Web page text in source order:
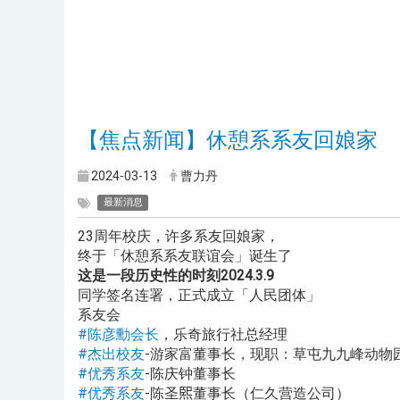
【焦点新闻】休憩系系友回娘家
2024-03-13 曹力丹
最新消息
23周年校庆，许多系友回娘家，
终于「休憩系系友联谊会」诞生了
这是一段历史性的时刻2024.3.9
同学签名连署，正式成立「人民团体」
系友会
#陈彦勳会长 ，乐奇旅行社总经理
#杰出校友-游家富董事长，现职：草屯九九峰动物
#优秀系友-陈庆钟董事长
#优秀系友-陈圣𤋮董事长（仁久营造公司）